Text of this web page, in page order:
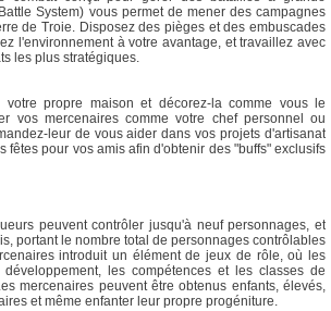
System) vous permet de mener des campagnes
de Troie. Disposez des pièges et des embuscades
l'environnement à votre avantage, et travaillez avec
les plus stratégiques.
votre propre maison et décorez-la comme vous le
vos mercenaires comme votre chef personnel ou
leur de vous aider dans vos projets d'artisanat
fêtes pour vos amis afin d'obtenir des "buffs" exclusifs
peuvent contrôler jusqu'à neuf personnages, et
portant le nombre total de personnages contrôlables
introduit un élément de jeux de rôle, où les
les compétences et les classes de
mercenaires peuvent être obtenus enfants, élevés,
et même enfanter leur propre progéniture.